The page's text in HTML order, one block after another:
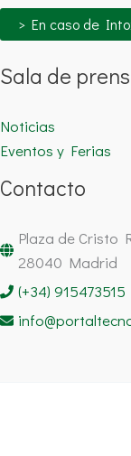
> En caso de
Sala de
Noticias
Eventos y Ferias
Contacto
Plaza de Cristo
28040 Madrid
(+34) 915473515